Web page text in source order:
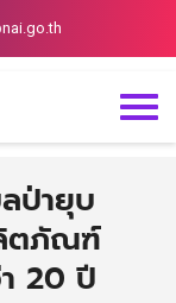
ป่ายุบ
ตภัณฑ์
20 ปี